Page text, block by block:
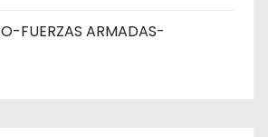
FUERZAS ARMADAS-